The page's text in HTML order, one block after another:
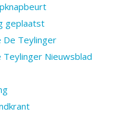
geplaatst
De Teylinger
Nieuwsblad